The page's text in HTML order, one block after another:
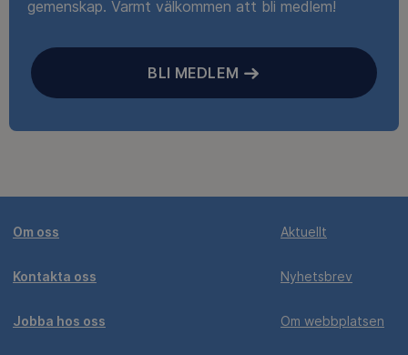
gemenskap. Varmt välkommen att bli medlem!
BLI MEDLEM
Om oss
Kontakta oss
Jobba hos oss
Aktuellt
Nyhetsbrev
Om webbplatsen